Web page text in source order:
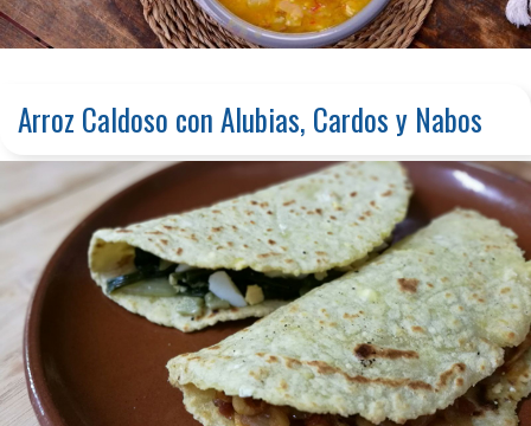
Arroz Caldoso con Alubias, Cardos y Nabos